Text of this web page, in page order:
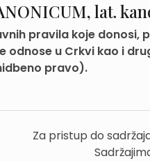
lat.
pravila koje donosi,
odnose u Crkvi kao i
pravo).
Za pristup do